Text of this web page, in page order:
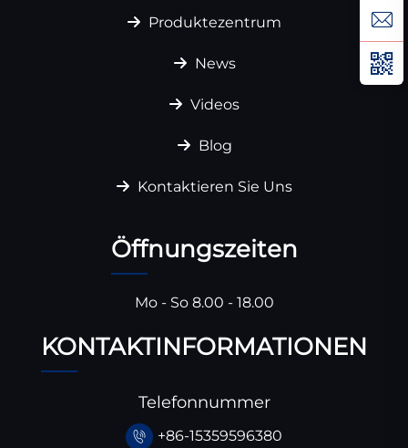
Produktezentrum
News
Videos
Blog
Kontaktieren Sie Uns
Öffnungszeiten
Mo - So 8.00 - 18.00
KONTAKTINFORMATIONEN
Telefonnummer
+86-15359596380